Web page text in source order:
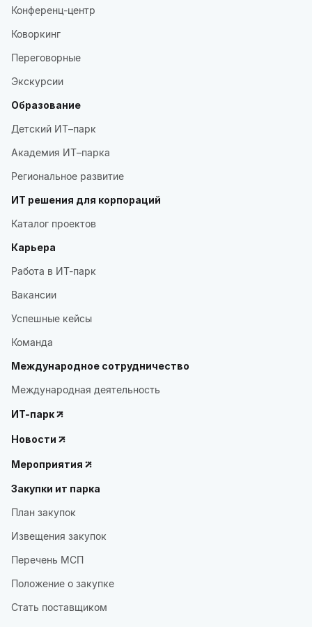
Конференц-центр
Коворкинг
Переговорные
Экскурсии
Образование
Детский ИТ–парк
Академия ИТ–парка
Региональное развитие
ИТ решения для корпораций
Каталог проектов
Карьера
Работа в ИТ-парк
Вакансии
Успешные кейсы
Команда
Международное сотрудничество
Международная деятельность
ИТ-парк
Новости
Мероприятия
Закупки ит парка
План закупок
Извещения закупок
Перечень МСП
Положение о закупке
Стать поставщиком